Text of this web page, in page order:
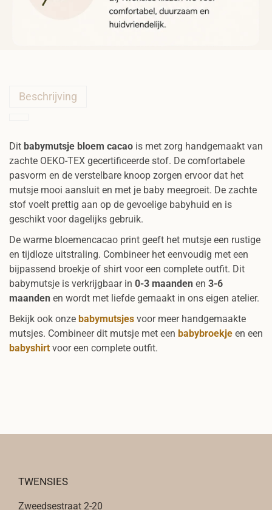
Beschrijving
Dit babymutsje bloem cacao is met zorg handgemaakt van
zachte OEKO-TEX gecertificeerde stof. De comfortabele
pasvorm en de verstelbare knoop zorgen ervoor dat het
mutsje mooi aansluit en met je baby meegroeit. De zachte
stof voelt prettig aan op de gevoelige babyhuid en is
geschikt voor dagelijks gebruik.
De warme bloemencacao print geeft het mutsje een rustige
en tijdloze uitstraling. Combineer het eenvoudig met een
bijpassend broekje of shirt voor een complete outfit. Dit
babymutsje is verkrijgbaar in 0-3 maanden en 3-6
maanden en wordt met liefde gemaakt in ons eigen atelier.
Bekijk ook onze babymutsjes voor meer handgemaakte
mutsjes. Combineer dit mutsje met een babybroekje en een
babyshirt voor een complete outfit.
TWENSIES
Zweedsestraat 2-20